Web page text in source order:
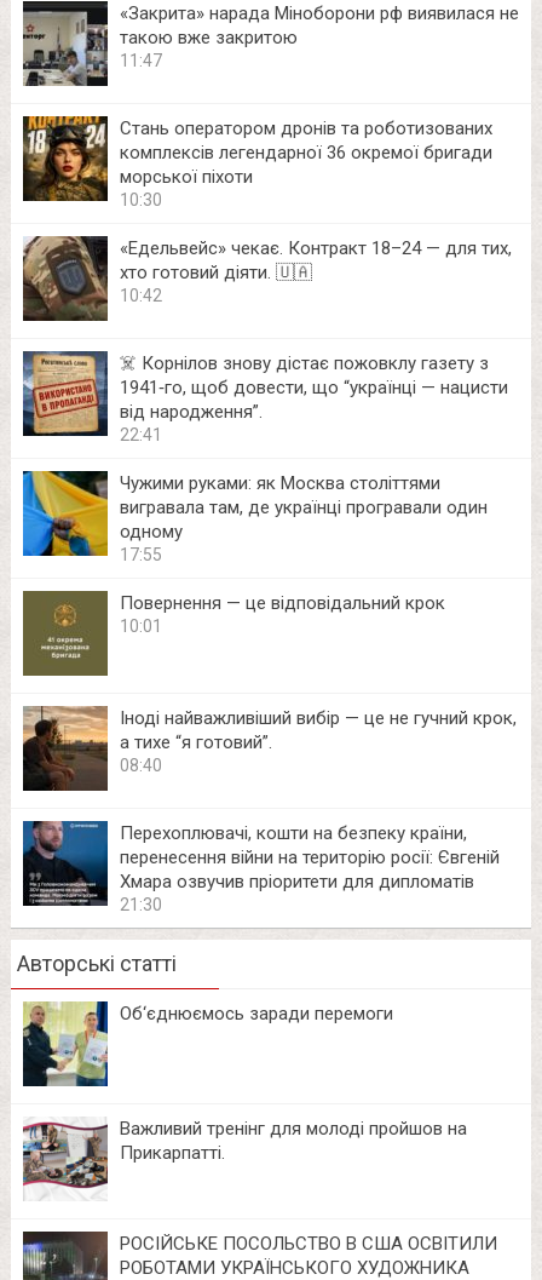
«Закрита» нарада Міноборони рф виявилася не
такою вже закритою
11:47
Стань оператором дронів та роботизованих
комплексів легендарної 36 окремої бригади
морської піхоти
10:30
«Едельвейс» чекає. Контракт 18–24 — для тих,
хто готовий діяти. 🇺🇦
10:42
☠️ Корнілов знову дістає пожовклу газету з
1941‑го, щоб довести, що “українці — нацисти
від народження”.
22:41
Чужими руками: як Москва століттями
вигравала там, де українці програвали один
одному
17:55
Повернення — це відповідальний крок
10:01
Іноді найважливіший вибір — це не гучний крок,
а тихе “я готовий”.
08:40
Перехоплювачі, кошти на безпеку країни,
перенесення війни на територію росії: Євгеній
Хмара озвучив пріоритети для дипломатів
21:30
Авторські статті
Об‘єднюємось заради перемоги
Важливий тренінг для молоді пройшов на
Прикарпатті.
РОСІЙСЬКЕ ПОСОЛЬСТВО В США ОСВІТИЛИ
РОБОТАМИ УКРАЇНСЬКОГО ХУДОЖНИКА